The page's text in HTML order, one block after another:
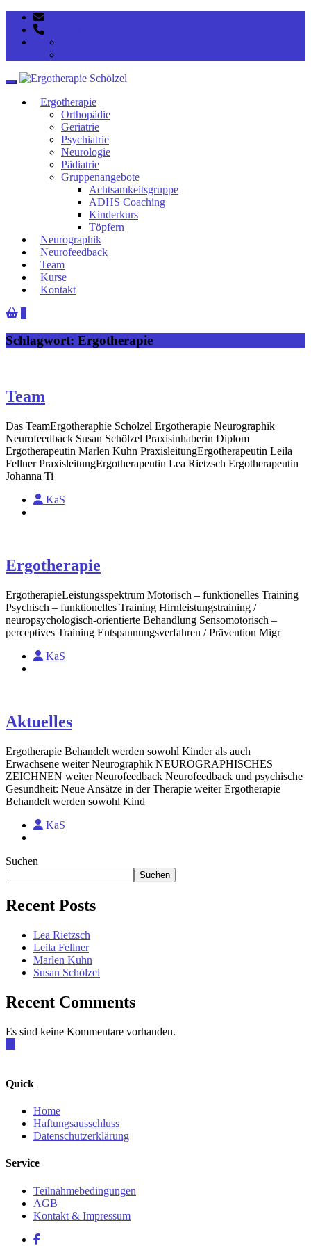
Toggle navigation
Ergotherapie
Orthopädie
Geriatrie
Psychiatrie
Neurologie
Pädiatrie
Gruppenangebote
Achtsamkeitsgruppe
ADHS Coaching
Kinderkurs
Töpfern
Neurographik
Neurofeedback
Team
Kurse
Kontakt
Schlagwort: Ergotherapie
Team
Das TeamErgotheraphie Schölzel Ergotherapie Neurographik
Neurofeedback Susan Schölzel Praxisinhaberin Diplom
Ergotherapeutin Marlen Kuhn PraxisleitungErgotherapeutin Leila
Fellner PraxisleitungErgotherapeutin Lea Rietzsch Ergotherapeutin
Johanna Ti
KaS
Ergotherapie
ErgotherapieLeistungsspektrum Motorisch – funktionelles Training
Psychisch – funktionelles Training Hirnleistungstraining /
neuropsychologisch-orientierte Behandlung Sensomotorisch –
perceptives Training Entspannungsverfahren / Prävention Migr
KaS
Aktuelles
Ergotherapie Behandelt werden sowohl Kinder als auch
Erwachsene weiter Neurographik NEUROGRAPHISCHES
ZEICHNEN weiter Neurofeedback Neurofeedback und psychische
Gesundheit: Neue Ansätze in der Therapie weiter Ergotherapie
Behandelt werden sowohl Kind
KaS
Suchen
Suchen
Recent Posts
Lea Rietzsch
Leila Fellner
Marlen Kuhn
Susan Schölzel
Recent Comments
Es sind keine Kommentare vorhanden.
Quick
Home
Haftungsausschluss
Datenschutzerklärung
Service
Teilnahmebedingungen
AGB
Kontakt & Impressum